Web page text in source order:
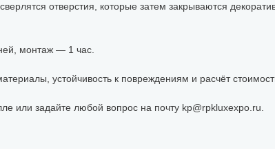
отверстия, которые затем закрываются
монтаж — 1 час.
устойчивость к повреждениям и расчёт
или задайте любой вопрос на почту kp@rpkluxexpo.ru.